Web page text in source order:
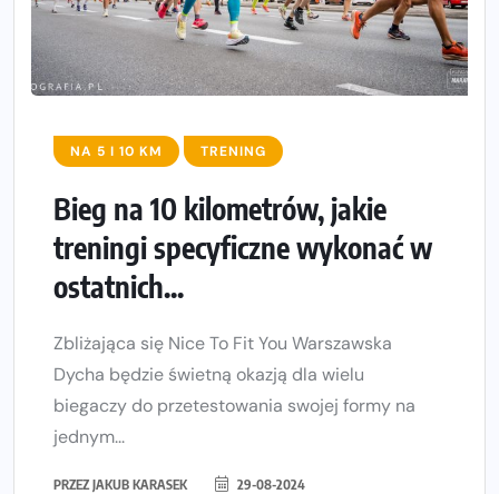
NA 5 I 10 KM TRENING
Bieg na 10 kilometrów, jakie
treningi specyficzne wykonać w
ostatnich...
Zbliżająca się Nice To Fit You Warszawska
Dycha będzie świetną okazją dla wielu
biegaczy do przetestowania swojej formy na
jednym...
PRZEZ JAKUB KARASEK 29-08-2024